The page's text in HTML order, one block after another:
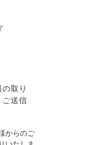
取り
ご送信
からのご